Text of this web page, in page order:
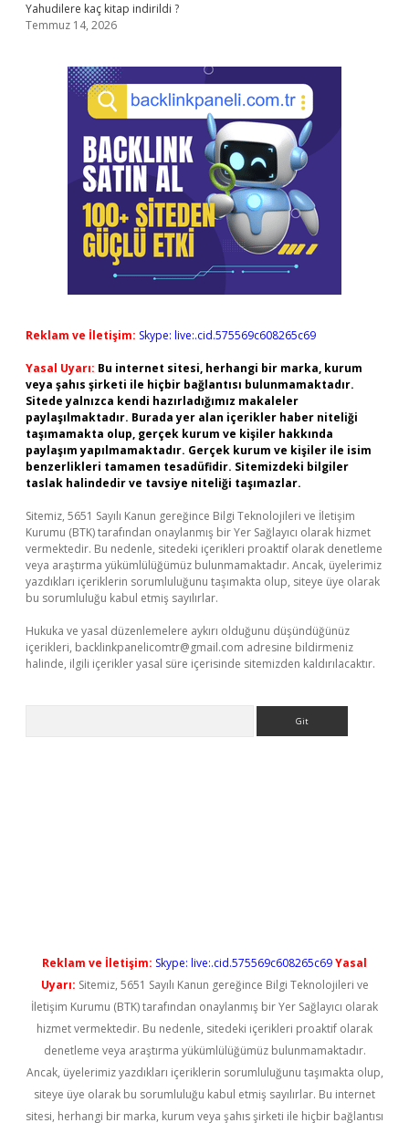
Yahudilere kaç kitap indirildi ?
Temmuz 14, 2026
Reklam ve İletişim: Skype: live:.cid.575569c608265c69
Yasal Uyarı: Bu internet sitesi, herhangi bir marka, kurum
veya şahıs şirketi ile hiçbir bağlantısı bulunmamaktadır.
Sitede yalnızca kendi hazırladığımız makaleler
paylaşılmaktadır. Burada yer alan içerikler haber niteliği
taşımamakta olup, gerçek kurum ve kişiler hakkında
paylaşım yapılmamaktadır. Gerçek kurum ve kişiler ile isim
benzerlikleri tamamen tesadüfidir. Sitemizdeki bilgiler
taslak halindedir ve tavsiye niteliği taşımazlar.
Sitemiz, 5651 Sayılı Kanun gereğince Bilgi Teknolojileri ve İletişim
Kurumu (BTK) tarafından onaylanmış bir Yer Sağlayıcı olarak hizmet
vermektedir. Bu nedenle, sitedeki içerikleri proaktif olarak denetleme
veya araştırma yükümlülüğümüz bulunmamaktadır. Ancak, üyelerimiz
yazdıkları içeriklerin sorumluluğunu taşımakta olup, siteye üye olarak
bu sorumluluğu kabul etmiş sayılırlar.
Hukuka ve yasal düzenlemelere aykırı olduğunu düşündüğünüz
içerikleri, backlinkpanelicomtr@gmail.com adresine bildirmeniz
halinde, ilgili içerikler yasal süre içerisinde sitemizden kaldırılacaktır.
Reklam ve İletişim: Skype: live:.cid.575569c608265c69Yasal
Uyarı: Sitemiz, 5651 Sayılı Kanun gereğince Bilgi Teknolojileri ve
İletişim Kurumu (BTK) tarafından onaylanmış bir Yer Sağlayıcı olarak
hizmet vermektedir. Bu nedenle, sitedeki içerikleri proaktif olarak
denetleme veya araştırma yükümlülüğümüz bulunmamaktadır.
Ancak, üyelerimiz yazdıkları içeriklerin sorumluluğunu taşımakta olup,
siteye üye olarak bu sorumluluğu kabul etmiş sayılırlar. Bu internet
sitesi, herhangi bir marka, kurum veya şahıs şirketi ile hiçbir bağlantısı